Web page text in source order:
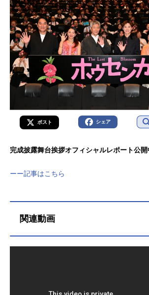
ポスト シェア
完成披露舞台挨拶オフィシャルレポート公開
ーー記事はこちら
関連動画